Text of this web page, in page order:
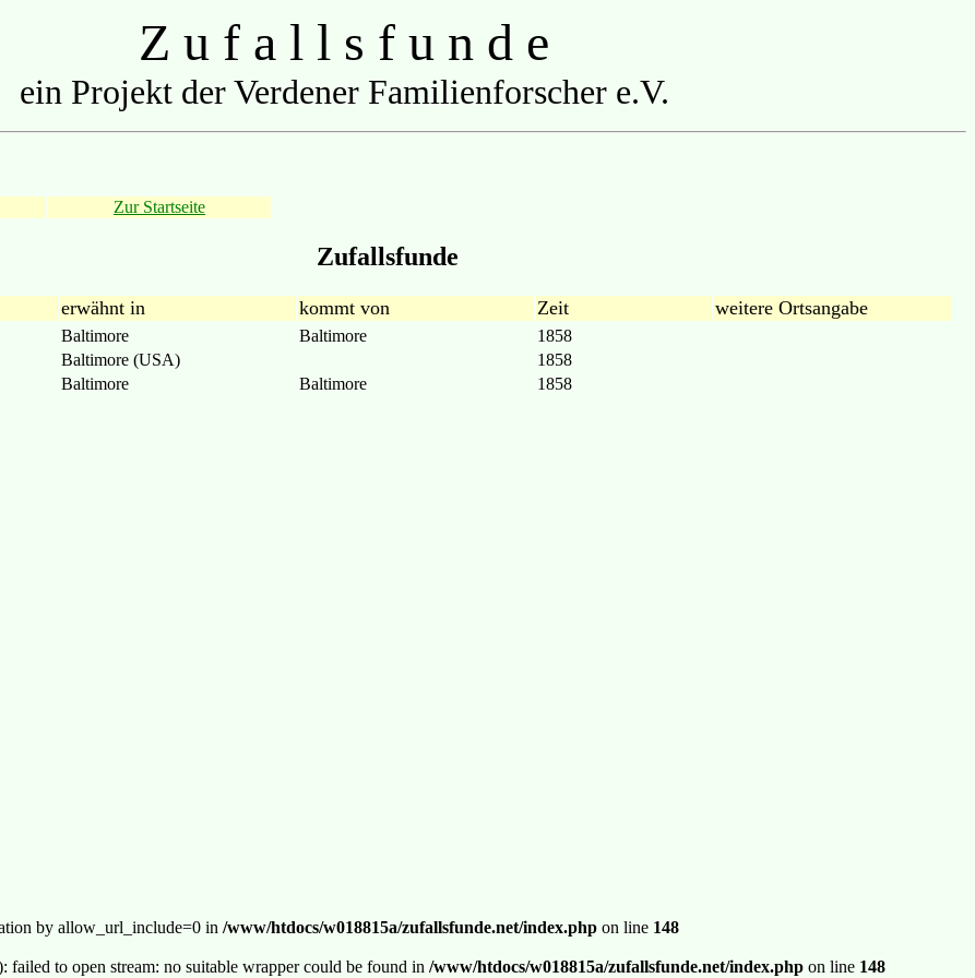
Z u f a l l s f u n d e
ein Projekt der Verdener Familienforscher e.V.
Zur Startseite
Zufallsfunde
erwähnt in kommt von Zeit weitere Ortsangabe
Baltimore Baltimore
1858
Baltimore (USA)
1858
Baltimore Baltimore 1858
by allow_url_include=0 in /www/htdocs/w018815a/zufallsfunde.net/index.php on line 148
to open stream: no suitable wrapper could be found in /www/htdocs/w018815a/zufallsfunde.net/index.php on line 148